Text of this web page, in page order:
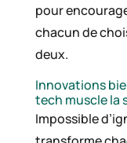
pour
chacun de
deux.
Innovations
tech muscle la
Impossible